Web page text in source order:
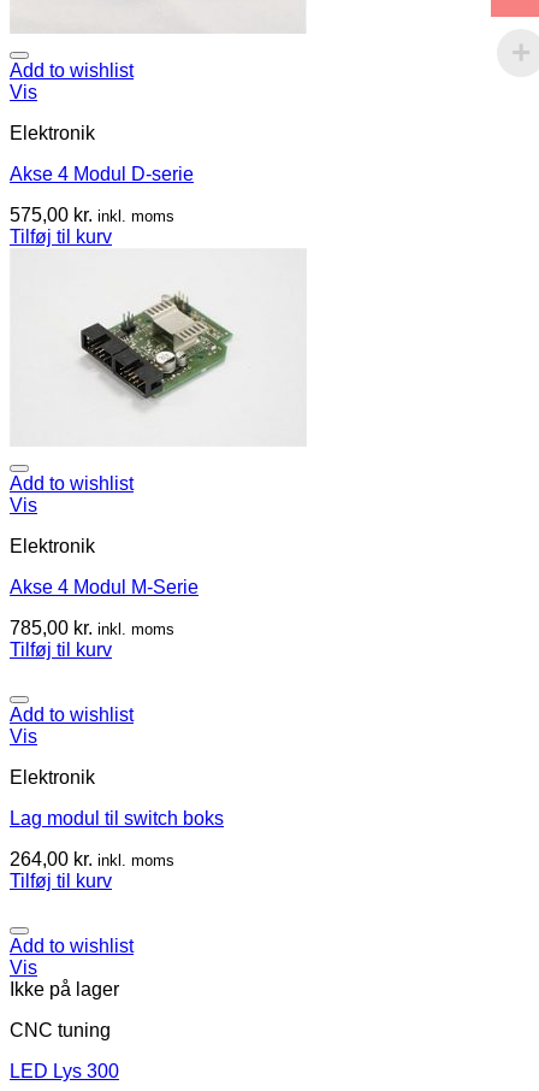
Add to wishlist
Vis
Elektronik
Akse 4 Modul D-serie
575,00 kr. inkl. moms
Tilføj til kurv
Add to wishlist
Vis
Elektronik
Akse 4 Modul M-Serie
785,00 kr. inkl. moms
Tilføj til kurv
Add to wishlist
Vis
Elektronik
Lag modul til switch boks
264,00 kr. inkl. moms
Tilføj til kurv
Add to wishlist
Vis
Ikke på lager
CNC tuning
LED Lys 300